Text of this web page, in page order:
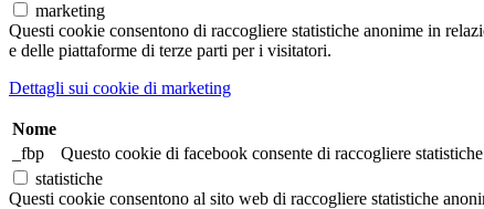
marketing
Questi cookie consentono di raccogliere statistiche anonime in
e delle piattaforme di terze parti per i visitatori.
Dettagli sui cookie di marketing
Nome
_fbp
Questo cookie di facebook consente di raccogliere
statistiche
Questi cookie consentono al sito web di raccogliere statistiche